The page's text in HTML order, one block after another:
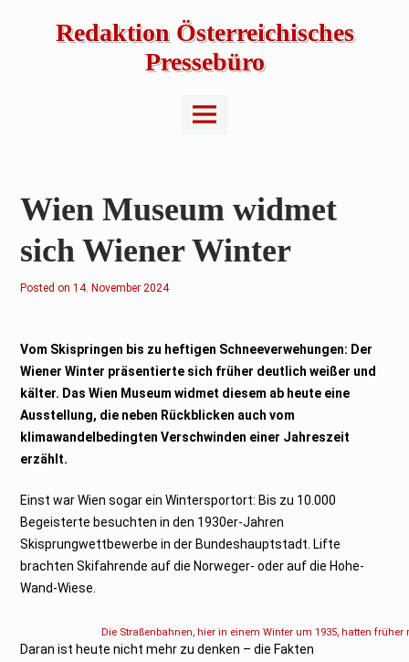
Redaktion Österreichisches
Pressebüro
Main
Menu
Wien Museum widmet
sich Wiener Winter
Posted on1
v
e
m
e
2
2
14. November 2024
Vom Skispringen bis zu heftigen Schneeverwehungen: Der
Wiener Winter präsentierte sich früher deutlich weißer und
kälter. Das Wien Museum widmet diesem ab heute eine
Ausstellung, die neben Rückblicken auch vom
klimawandelbedingten Verschwinden einer Jahreszeit
erzählt.
Einst war Wien sogar ein Wintersportort: Bis zu 10.000
Begeisterte besuchten in den 1930er-Jahren
Skisprungwettbewerbe in der Bundeshauptstadt. Lifte
brachten Skifahrende auf die Norweger- oder auf die Hohe-
Wand-Wiese.
Die Straßenbahnen, hier in einem Winter um 1935, hatten
Daran ist heute nicht mehr zu denken – die Fakten